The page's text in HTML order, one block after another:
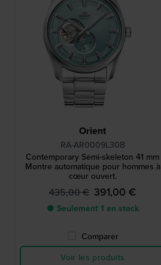
Orient
RA-AR0009L30B
Contemporary Semi-skeleton 41 mm
Montre automatique pour hommes à
cœur ouvert.
435,00 € 391,00 €
● Seulement 1 en stock
Comparer
Voir les produits